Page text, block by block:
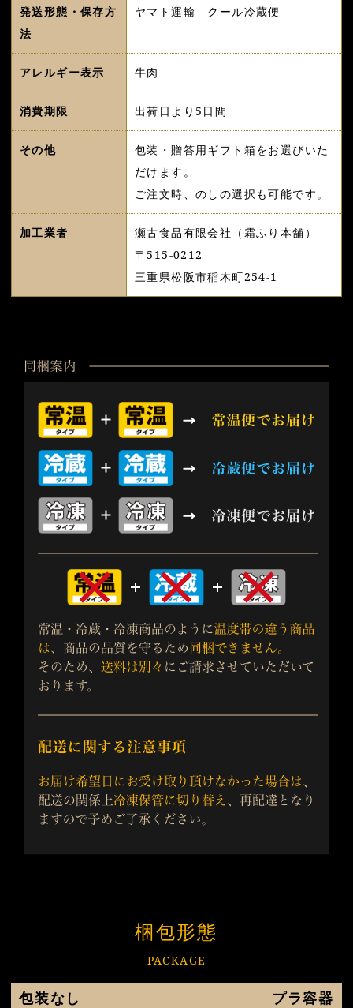
発送形態・保存方
法
ヤマト運輸 クール冷蔵便
アレルギー表示 牛肉
消費期限 出荷日より5日間
その他
包装・贈答用ギフト箱をお選びいた
だけます。
ご注文時、のしの選択も可能です。
加工業者
瀬古食品有限会社（霜ふり本舗）
〒515-0212
三重県松阪市稲木町254-1
梱包形態
PACKAGE
包装なし プラ容器